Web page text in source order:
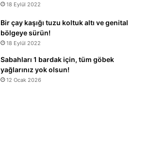
18 Eylül 2022
Bir çay kaşığı tuzu koltuk altı ve genital
bölgeye sürün!
18 Eylül 2022
Sabahları 1 bardak için, tüm göbek
yağlarınız yok olsun!
12 Ocak 2026